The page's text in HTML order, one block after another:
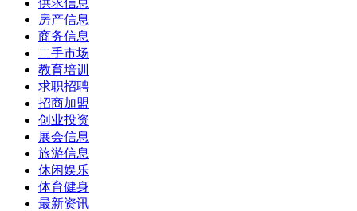
房产信息
商务信息
二手市场
教育培训
求职招聘
招商加盟
创业投资
展会信息
旅游信息
休闲娱乐
体育健身
最新资讯